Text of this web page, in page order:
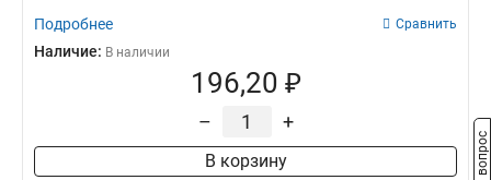
Подробнее Сравнить
Наличие: В наличии
196,20 ₽
– +
В корзину